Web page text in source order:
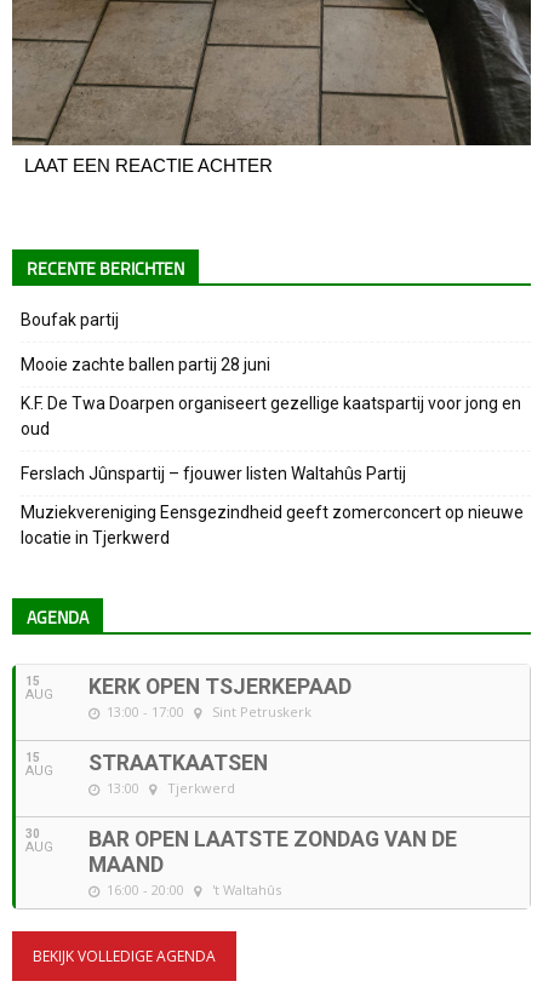
LAAT EEN REACTIE ACHTER
RECENTE BERICHTEN
Boufak partij
Mooie zachte ballen partij 28 juni
K.F. De Twa Doarpen organiseert gezellige kaatspartij voor jong en
oud
Ferslach Jûnspartij – fjouwer listen Waltahûs Partij
Muziekvereniging Eensgezindheid geeft zomerconcert op nieuwe
locatie in Tjerkwerd
AGENDA
15
AUG KERK OPEN TSJERKEPAAD
13:00 - 17:00 Sint Petruskerk
15
AUG STRAATKAATSEN
13:00 Tjerkwerd
30
AUG
BAR OPEN LAATSTE ZONDAG VAN DE
MAAND
16:00 - 20:00 't Waltahûs
BEKIJK VOLLEDIGE AGENDA